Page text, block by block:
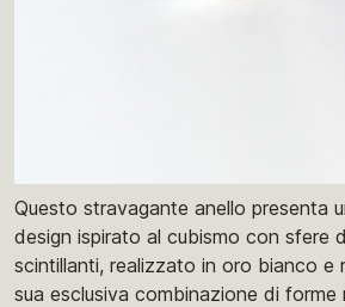
Questo stravagante anello presenta
design ispirato al cubismo con sfere
scintillanti, realizzato in oro bianco e
sua esclusiva combinazione di forme